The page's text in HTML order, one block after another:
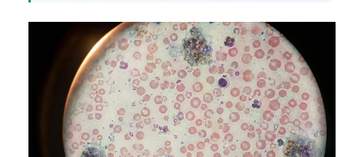
ไทย
ဗမာစာ
ភាសាខ្មែរ
Kiswahili
አማርኛ